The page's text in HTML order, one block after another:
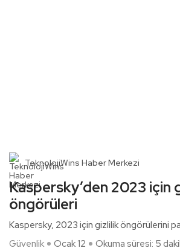
TeknolojiWins Haber Merkezi
Kaspersky’den 2023 için
öngörüleri
Kaspersky, 2023 için gizlilik öngörülerini
Güvenlik
Ocak 12 Okuma süresi: 5